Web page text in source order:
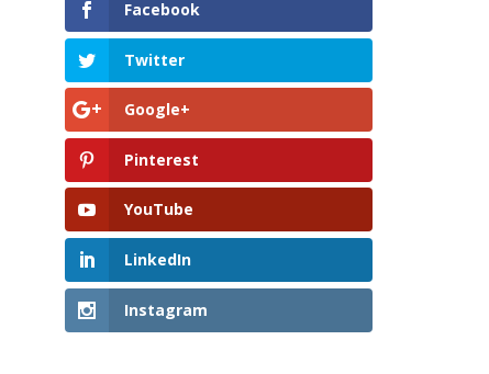
Facebook
Twitter
Google+
Pinterest
YouTube
LinkedIn
Instagram